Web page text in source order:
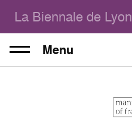
La Biennale de Lyon
Menu